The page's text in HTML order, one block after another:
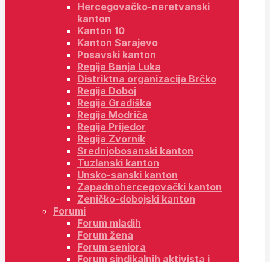
Hercegovačko-neretvanski
kanton
Kanton 10
Kanton Sarajevo
Posavski kanton
Regija Banja Luka
Distriktna organizacija Brčko
Regija Doboj
Regija Gradiška
Regija Modriča
Regija Prijedor
Regija Zvornik
Srednjobosanski kanton
Tuzlanski kanton
Unsko-sanski kanton
Zapadnohercegovački kanton
Zeničko-dobojski kanton
Forumi
Forum mladih
Forum žena
Forum seniora
Forum sindikalnih aktivista i